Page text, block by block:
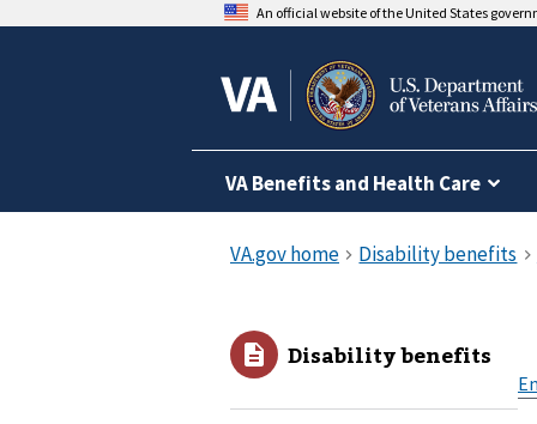
An official website of the United States
VA Benefits and Health Care
Disability benefits